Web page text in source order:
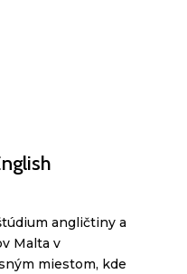
angličtiny a
Malta v
miestom, kde